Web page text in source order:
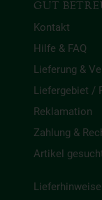
GUT
Kontakt
Hilfe & FAQ
Lieferung &
Liefergebiet /
Reklamation
Zahlung &
Artikel